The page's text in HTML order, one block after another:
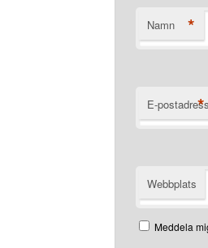
Namn *
E- *
Webbplats
Meddela